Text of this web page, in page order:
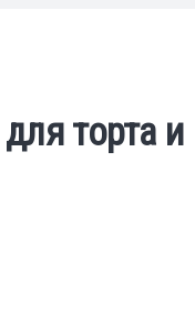
торта